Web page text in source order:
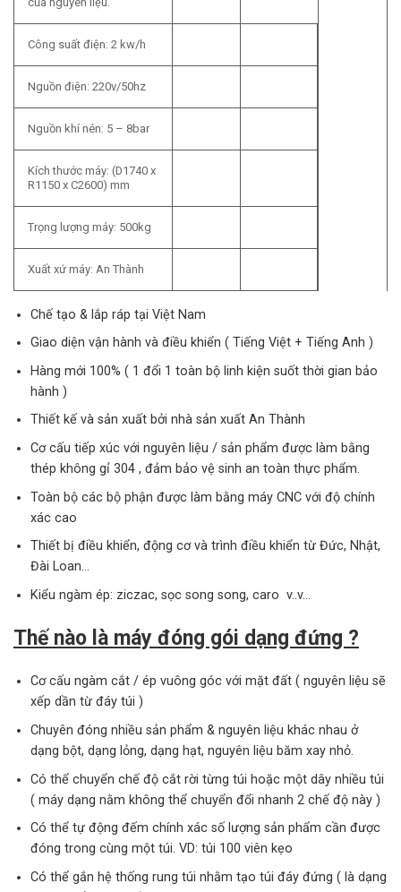
Công suất điện: 2 kw/h
Nguồn điện: 220v/50hz
Nguồn khí nén: 5 – 8bar
Kích thước máy: (D1740 x
R1150 x C2600) mm
Trọng lượng máy: 500kg
Xuất xứ máy: An Thành
Chế tạo & lắp ráp tại Việt Nam
Giao diện vận hành và điều khiển ( Tiếng Việt + Tiếng Anh )
Hàng mới 100% ( 1 đổi 1 toàn bộ linh kiện suốt thời gian bảo
hành )
Thiết kế và sản xuất bởi nhà sản xuất An Thành
Cơ cấu tiếp xúc với nguyên liệu / sản phẩm được làm bằng
thép không gỉ 304 , đảm bảo vệ sinh an toàn thực phẩm.
Toàn bộ các bộ phận được làm bằng máy CNC với độ chính
xác cao
Thiết bị điều khiển, động cơ và trình điều khiển từ Đức, Nhật,
Đài Loan…
Kiểu ngàm ép: ziczac, sọc song song, caro v..v…
Thế nào là máy đóng gói dạng đứng ?
Cơ cấu ngàm cắt / ép vuông góc với mặt đất ( nguyên liệu sẽ
xếp dần từ đáy túi )
Chuyên đóng nhiều sản phẩm & nguyên liệu khác nhau ở
dạng bột, dạng lỏng, dạng hạt, nguyên liệu băm xay nhỏ.
Có thể chuyển chế độ cắt rời từng túi hoặc một dây nhiều túi
( máy dạng nằm không thể chuyển đổi nhanh 2 chế độ này )
Có thể tự động đếm chính xác số lượng sản phẩm cần được
đóng trong cùng một túi. VD: túi 100 viên kẹo
Có thể gắn hệ thống rung túi nhằm tạo túi đáy đứng ( là dạng